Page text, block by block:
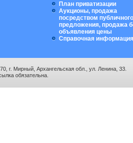
План приватизации
Аукционы, продажа
посредством публичного
предложения, продажа
объявления цены
Справочная информация
г. Мирный, Архангельская обл., ул. Ленина, 33.
обязательна.